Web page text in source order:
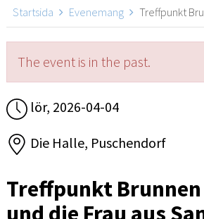
Startsida Evenemang Treffpunkt Brunnen - Jesus
The event is in the past.
lör, 2026-04-04
Die Halle, Puschendorf
Treffpunkt Brunnen
und die Frau aus